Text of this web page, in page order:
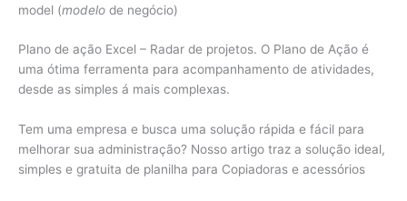
model (modelo de negócio)
Plano de ação Excel – Radar de projetos. O Plano de Ação é
uma ótima ferramenta para acompanhamento de atividades,
desde as simples á mais complexas.
Tem uma empresa e busca uma solução rápida e fácil para
melhorar sua administração? Nosso artigo traz a solução ideal,
simples e gratuita de planilha para Copiadoras e acessórios